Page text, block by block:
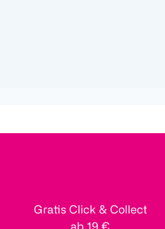
Gratis Click & Collect